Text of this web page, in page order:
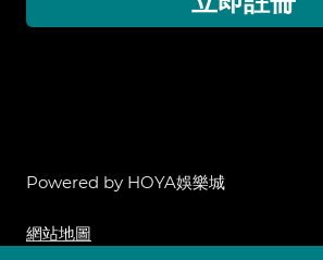
Powered by HOYA娛樂城
網站地圖